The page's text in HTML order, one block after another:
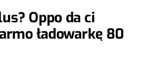
Oppo da ci
ładowarkę 80